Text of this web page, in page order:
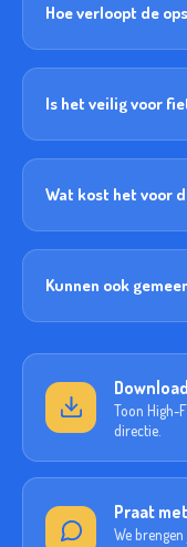
Hoe verloopt de
Is het veilig voor
Wat kost het voor
Kunnen ook
Toon High-
directie.
Praat
We